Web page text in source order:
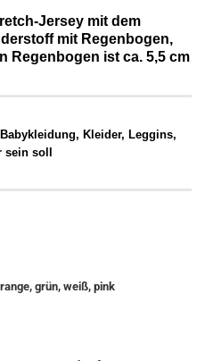
Jersey mit dem
mit Regenbogen,
Regenbogen ist ca. 5,5 cm
Kleider, Leggins,
sein soll
grün, weiß, pink